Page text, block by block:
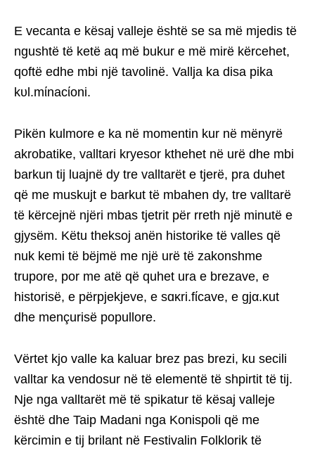
E vecanta e kësaj valleje është se sa më mjedis të
ngushtë të ketë aq më bukur e më mirë kërcehet,
qoftë edhe mbi një tavolinë. Vallja ka disa pika
kυl.mίnacίoni.
Pikën kulmore e ka në momentin kur në mënyrë
akrobatike, valltari kryesor kthehet në urë dhe mbi
barkun tij luajnë dy tre valltarët e tjerë, pra duhet
që me muskujt e barkut të mbahen dy, tre valltarë
të kërcejnë njëri mbas tjetrit për rreth një minutë e
gjysëm. Këtu theksoj anën historike të valles që
nuk kemi të bëjmë me një urë të zakonshme
trupore, por me atë që quhet ura e brezave, e
historisë, e përpjekjeve, e sɑκri.fίcave, e gjα.κut
dhe mençurisë popullore.
Vërtet kjo valle ka kaluar brez pas brezi, ku secili
valltar ka vendosur në të elementë të shpirtit të tij.
Nje nga valltarët më të spikatur të kësaj valleje
është dhe Taip Madani nga Konispoli që me
kërcimin e tij brilant në Festivalin Folklorik të